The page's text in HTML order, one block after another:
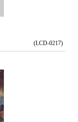
(LCD-0217)